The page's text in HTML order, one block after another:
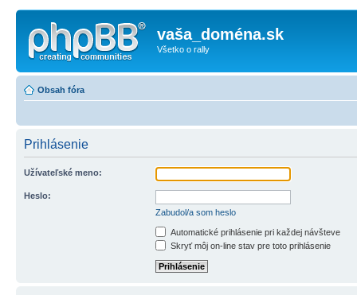
vaša_doména.sk
Všetko o rally
Obsah fóra
Prihlásenie
Užívateľské meno:
Heslo:
Zabudol/a som heslo
Automatické prihlásenie pri každej návšteve
Skryť môj on-line stav pre toto prihlásenie